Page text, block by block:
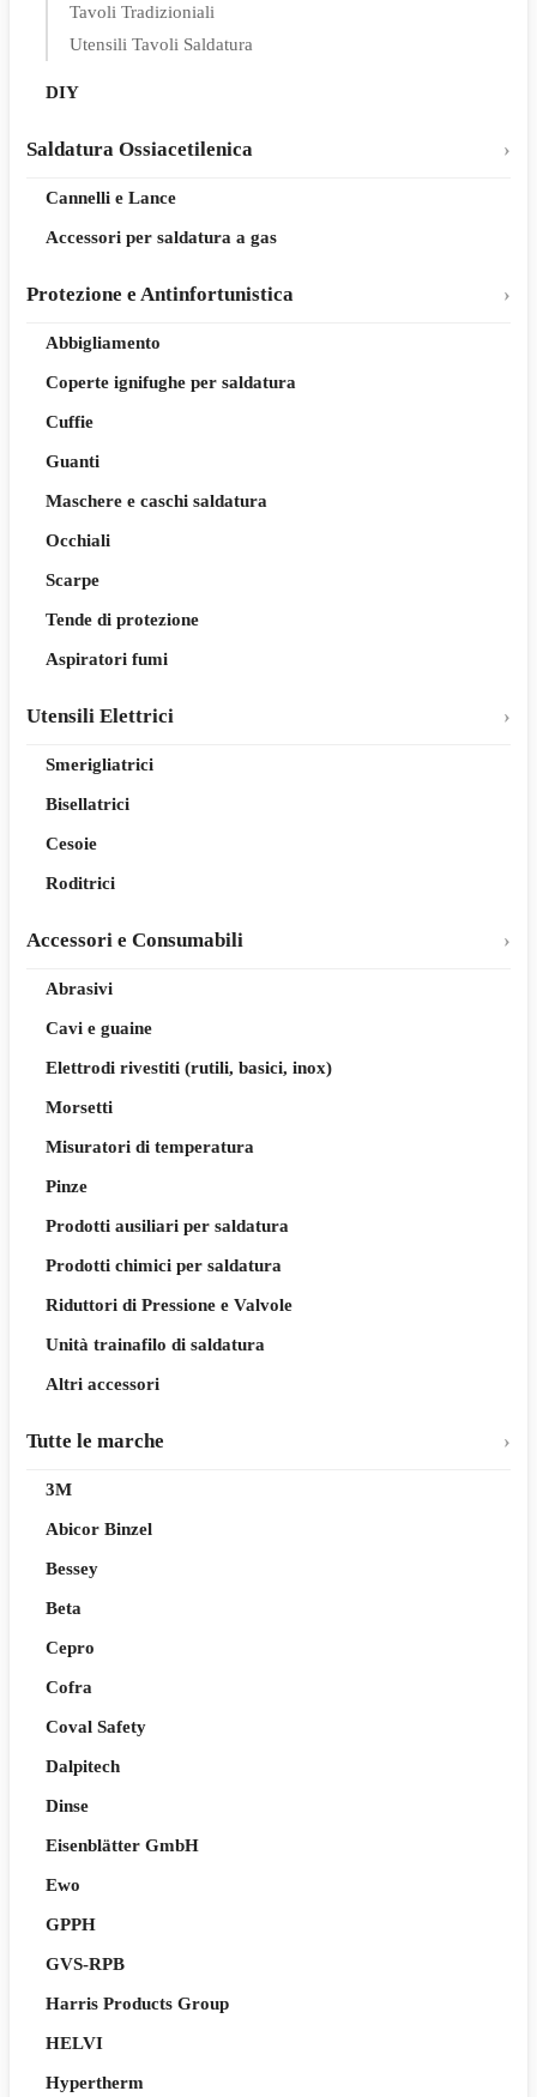
Tavoli Tradizioniali
Utensili Tavoli Saldatura
DIY
Saldatura Ossiacetilenica
Cannelli e Lance
Accessori per saldatura a gas
Protezione e Antinfortunistica
Abbigliamento
Coperte ignifughe per saldatura
Cuffie
Guanti
Maschere e caschi saldatura
Occhiali
Scarpe
Tende di protezione
Aspiratori fumi
Utensili Elettrici
Smerigliatrici
Bisellatrici
Cesoie
Roditrici
Accessori e Consumabili
Abrasivi
Cavi e guaine
Elettrodi rivestiti (rutili, basici, inox)
Morsetti
Misuratori di temperatura
Pinze
Prodotti ausiliari per saldatura
Prodotti chimici per saldatura
Riduttori di Pressione e Valvole
Unità trainafilo di saldatura
Altri accessori
Tutte le marche
3M
Abicor Binzel
Bessey
Beta
Cepro
Cofra
Coval Safety
Dalpitech
Dinse
Eisenblätter GmbH
Ewo
GPPH
GVS-RPB
Harris Products Group
HELVI
Hypertherm